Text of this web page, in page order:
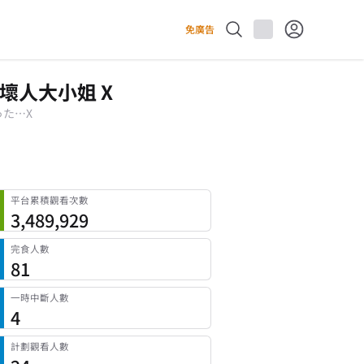
免廣告
人大小姐 X
た…X
平台累積觀看次數
3,489,929
完食人數
81
一時中斷人數
4
計劃觀看人數